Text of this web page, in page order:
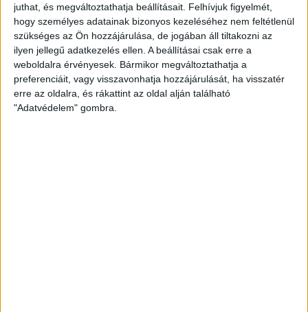
juthat, és megváltoztathatja beállításait. Felhívjuk figyelmét,
hogy személyes adatainak bizonyos kezeléséhez nem feltétlenül
szükséges az Ön hozzájárulása, de jogában áll tiltakozni az
ilyen jellegű adatkezelés ellen. A beállításai csak erre a
weboldalra érvényesek. Bármikor megváltoztathatja a
preferenciáit, vagy visszavonhatja hozzájárulását, ha visszatér
erre az oldalra, és rákattint az oldal alján található
"Adatvédelem" gombra.
FOLYTATÓDIK AZ ÚJABB 10 000 FÁT
ÜLTETÜNK! PROGRAM
2024.12.09